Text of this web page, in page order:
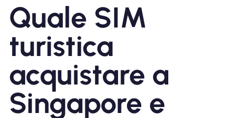
Informazioni sull'eSIM
Perché l'eSIM Nomad
Quale SIM
turistica
acquistare a
Singapore e